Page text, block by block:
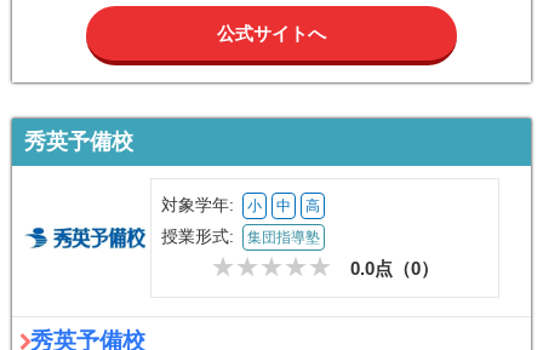
公式サイトへ
秀英予備校
対象学年: 小 中 高
授業形式: 集団指導塾
0.0点（0）
秀英予備校